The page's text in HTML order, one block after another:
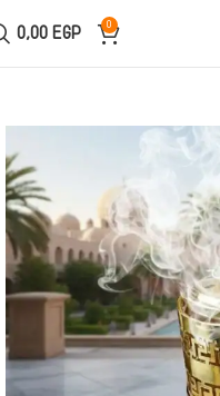
0
0,00 EGP